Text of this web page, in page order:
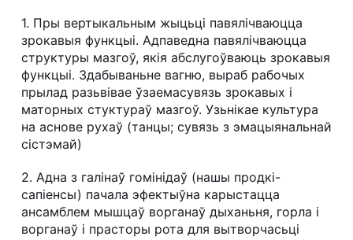
1. Пры вертыкальным жыцьці павялічваюцца
зрокавыя функцыі. Адпаведна павялічваюцца
структуры мазгоў, якія абслугоўваюць зрокавыя
функцыі. Здабываньне вагню, выраб рабочых
прылад разьвівае ўзаемасувязь зрокавых і
маторных стуктураў мазгоў. Узьнікае культура
на аснове рухаў (танцы; сувязь з эмацыянальнай
сістэмай)
2. Адна з галінаў гомінідаў (нашы продкі-
сапіенсы) пачала эфектыўна карыстацца
ансамблем мышцаў ворганаў дыханьня, горла і
ворганаў і прасторы рота для вытворчасьці